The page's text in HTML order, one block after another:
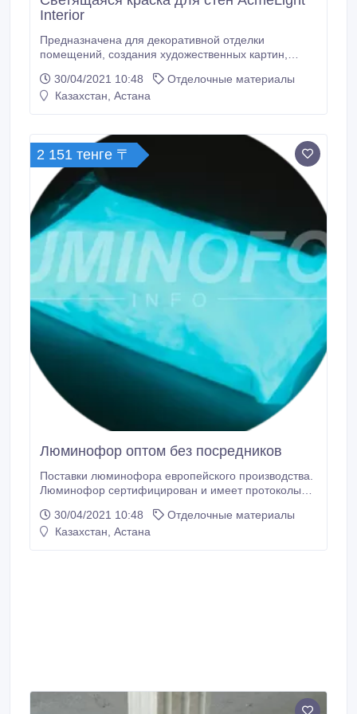
Interior
Предназначена для декоративной отделки
помещений, создания художественных картин,
Подходит для окрашивания деревянных,
гипсокартонных, оштукатуренных поверхностей,
краски светятся в темноте на протяжении 6-8 часов.
30/04/2021 10:48
Отделочные материалы
Казахстан, Астана
2 151 тенге 〒
Люминофор оптом без посредников
Поставки люминофора европейского производства.
Люминофор сертифицирован и имеет протоколы
свечения (6-8 ч.). При оптовых поставках цена
договорная Применяется для приготовления
30/04/2021 10:48
Отделочные материалы
Казахстан, Астана